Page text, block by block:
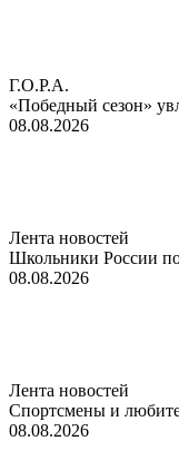
Г.О.Р.А.
«Победный сезон»
08.08.2026
Лента новостей
Школьники России
08.08.2026
Лента новостей
Спортсмены и
08.08.2026